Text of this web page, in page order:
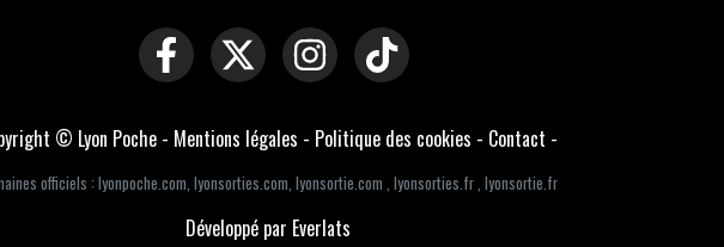
© Lyon Poche - Mentions légales - Politique des cookies - Contact -
officiels : lyonpoche.com, lyonsorties.com, lyonsortie.com , lyonsorties.fr, lyonsortie.fr
Développé par Everlats